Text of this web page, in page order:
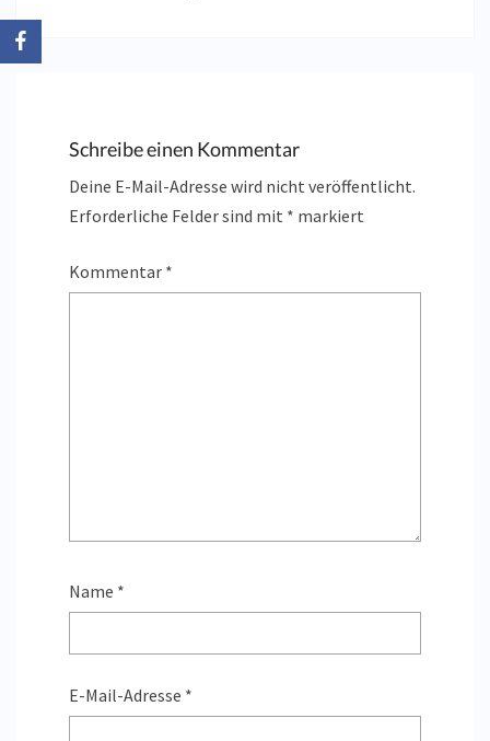
Schreibe einen Kommentar
Deine E-Mail-Adresse wird nicht veröffentlicht.
Erforderliche Felder sind mit * markiert
Kommentar *
Name *
E-Mail-Adresse *